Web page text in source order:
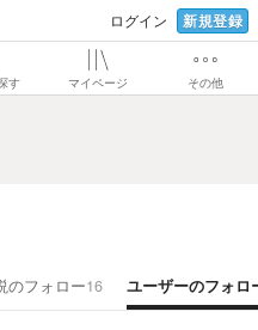
ログイン 新規登録
す マイページ その他
のフォロー16 ユーザーのフォロ